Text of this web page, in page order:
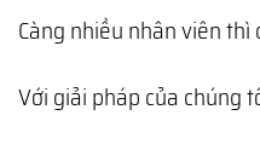
Càng nhiều nhân viên thì
Với giải pháp của chúng